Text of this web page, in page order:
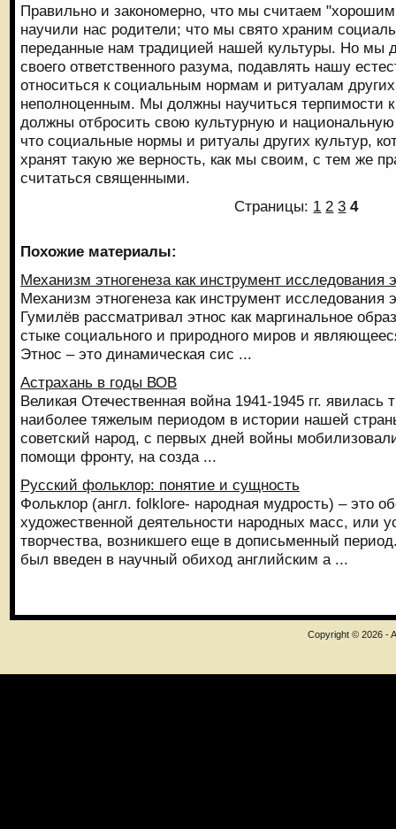
Правильно и закономерно, что мы считаем
научили нас родители; что мы свято храним
переданные нам традицией нашей культуры. Но мы
своего ответственного разума, подавлять нашу
относиться к социальным нормам и ритуалам других
неполноценным. Мы должны научиться терпимости
должны отбросить свою культурную и
что социальные нормы и ритуалы других культур,
хранят такую же верность, как мы своим, с тем же
считаться священными.
Страницы: 1 2 3 4
Похожие материалы:
Механизм этногенеза как инструмент исследования
Механизм этногенеза как инструмент исследования
Гумилёв рассматривал этнос как маргинальное
стыке социального и природного миров и
Этнос – это динамическая сис ...
Астрахань в годы ВОВ
Великая Отечественная война 1941-1945 гг.
наиболее тяжелым периодом в истории нашей
советский народ, с первых дней войны
помощи фронту, на созда ...
Русский фольклор: понятие и сущность
Фольклор (англ. folklore- народная мудрость) – это
художественной деятельности народных масс, или
творчества, возникшего еще в дописьменный
был введен в научный обиход английским а ...
Copyright © 2026 -